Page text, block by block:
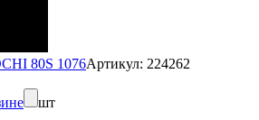
80S 1076Артикул: 224262
шт